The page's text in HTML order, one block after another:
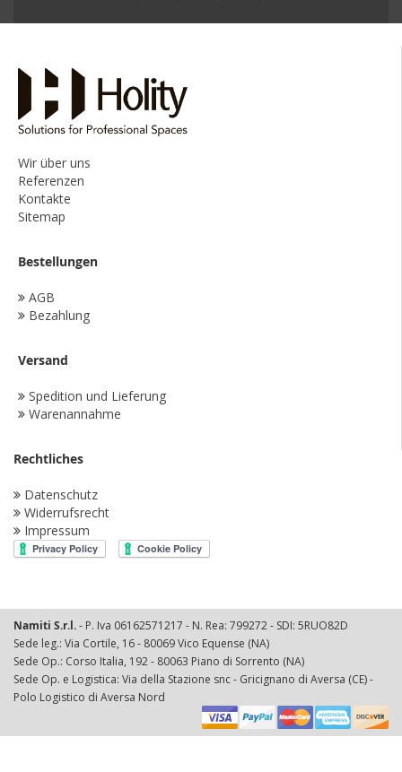
Wir über uns
Referenzen
Kontakte
Sitemap
Bestellungen
AGB
Bezahlung
Versand
Spedition und Lieferung
Warenannahme
Rechtliches
Datenschutz
Widerrufsrecht
Impressum
Namiti S.r.l.- P. Iva 06162571217 - N. Rea: 799272 - SDI: 5RUO82D
Sede leg.: Via Cortile, 16 - 80069 Vico Equense (NA)
Sede Op.: Corso Italia, 192 - 80063 Piano di Sorrento (NA)
Sede Op. e Logistica: Via della Stazione snc - Gricignano di Aversa (CE) -
Polo Logistico di Aversa Nord